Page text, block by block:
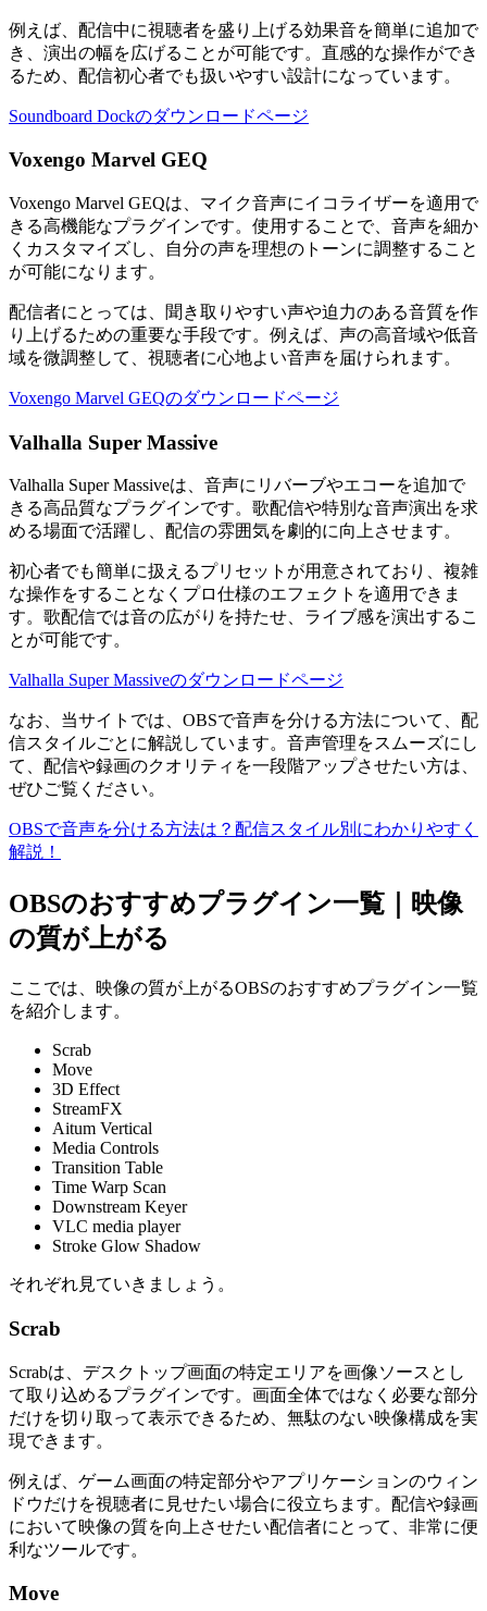
例えば、配信中に視聴者を盛り上げる効果音を簡単に追加で
き、演出の幅を広げることが可能です。直感的な操作ができ
るため、配信初心者でも扱いやすい設計になっています。
Soundboard Dockのダウンロードページ
Voxengo Marvel GEQ
Voxengo Marvel GEQは、マイク音声にイコライザーを適用で
きる高機能なプラグインです。使用することで、音声を細か
くカスタマイズし、自分の声を理想のトーンに調整すること
が可能になります。
配信者にとっては、聞き取りやすい声や迫力のある音質を作
り上げるための重要な手段です。例えば、声の高音域や低音
域を微調整して、視聴者に心地よい音声を届けられます。
Voxengo Marvel GEQのダウンロードページ
Valhalla Super Massive
Valhalla Super Massiveは、音声にリバーブやエコーを追加で
きる高品質なプラグインです。歌配信や特別な音声演出を求
める場面で活躍し、配信の雰囲気を劇的に向上させます。
初心者でも簡単に扱えるプリセットが用意されており、複雑
な操作をすることなくプロ仕様のエフェクトを適用できま
す。歌配信では音の広がりを持たせ、ライブ感を演出するこ
とが可能です。
Valhalla Super Massiveのダウンロードページ
なお、当サイトでは、OBSで音声を分ける方法について、配
信スタイルごとに解説しています。音声管理をスムーズにし
て、配信や録画のクオリティを一段階アップさせたい方は、
ぜひご覧ください。
OBSで音声を分ける方法は？配信スタイル別にわかりやすく
解説！
OBSのおすすめプラグイン一覧｜映像
の質が上がる
ここでは、映像の質が上がるOBSのおすすめプラグイン一覧
を紹介します。
Scrab
Move
3D Effect
StreamFX
Aitum Vertical
Media Controls
Transition Table
Time Warp Scan
Downstream Keyer
VLC media player
Stroke Glow Shadow
それぞれ見ていきましょう。
Scrab
Scrabは、デスクトップ画面の特定エリアを画像ソースとし
て取り込めるプラグインです。画面全体ではなく必要な部分
だけを切り取って表示できるため、無駄のない映像構成を実
現できます。
例えば、ゲーム画面の特定部分やアプリケーションのウィン
ドウだけを視聴者に見せたい場合に役立ちます。配信や録画
において映像の質を向上させたい配信者にとって、非常に便
利なツールです。
Move